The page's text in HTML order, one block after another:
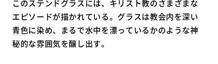
このステンドグラスには、キリスト教のさまざまな
エピソードが描かれている。グラスは教会内を深い
青色に染め、まるで水中を漂っているかのような神
秘的な雰囲気を醸し出す。